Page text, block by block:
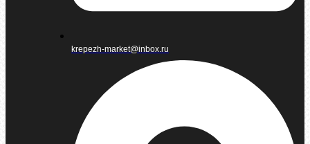
krepezh-market@inbox.ru